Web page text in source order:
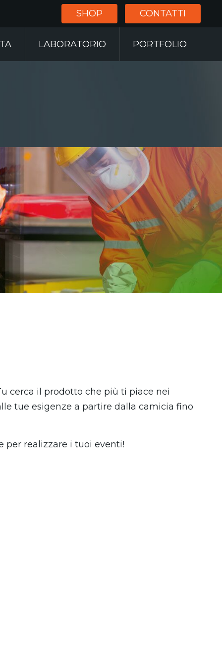
SHOP CONTATTI
LABORATORIO PORTFOLIO
cerca il prodotto che più ti piace nei
tue esigenze a partire dalla camicia fino
per realizzare i tuoi eventi!